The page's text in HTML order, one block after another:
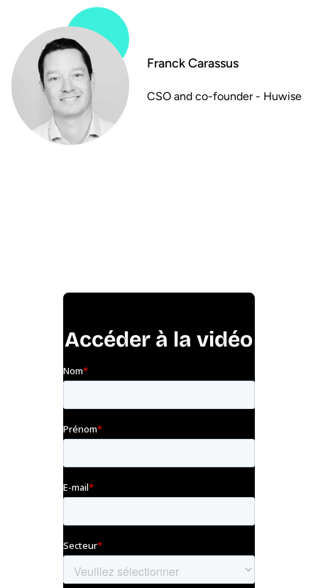
Franck Carassus
CSO and co-founder - Huwise
Accéder à la vidéo